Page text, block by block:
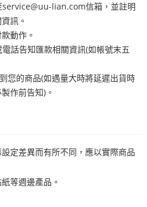
lian.com信箱，並註明
訊。
動作。
話告知匯款相關資訊(如帳號末五
您的商品(如遇量大時將延遲出貨時
作前告知)。
定差異而有所不同，應以實際商品
等週邊產品。